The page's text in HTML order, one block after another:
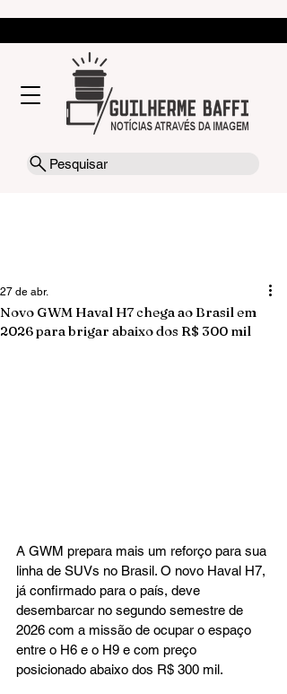
Pesquisar
Novo GWM Haval H7 chega ao Brasil em
2026 para brigar abaixo dos R$ 300 mil
27 de abr.
A GWM prepara mais um reforço para sua
linha de SUVs no Brasil. O novo Haval H7,
já confirmado para o país, deve
desembarcar no segundo semestre de
2026 com a missão de ocupar o espaço
entre o H6 e o H9 e com preço
posicionado abaixo dos R$ 300 mil.